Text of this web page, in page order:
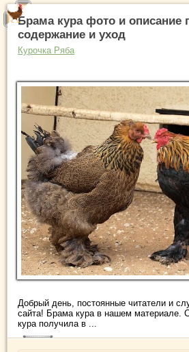
Брама кура фото и описание
содержание и уход
Курочка Ряба
Добрый день, постоянные читатели и
сайта! Брама кура в нашем материале.
кура получила в ...